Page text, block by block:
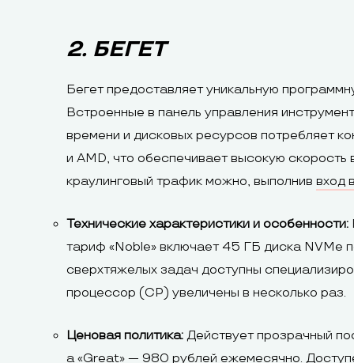
2. БЕГЕТ
Бегет предоставляет уникальную
Встроенные в панель управления
времени и дисковых ресурсов потребляет
и AMD, что обеспечивает высокую
краулинговый трафик можно, выполнив вход
Технические характеристики и особенности:
тариф «Noble» включает 45 ГБ диска NVMe
сверхтяжелых задач доступны
процессор (CP) увеличены в несколько раз.
Ценовая политика: Действует прозрачный
а «Great» — 980 рублей ежемесячно.